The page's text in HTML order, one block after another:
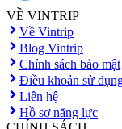
VỀ VINTRIP
Về Vintrip
Blog Vintrip
Chính sách bảo mật
Điều khoản sử
Liên hệ
Hồ sơ năng lực